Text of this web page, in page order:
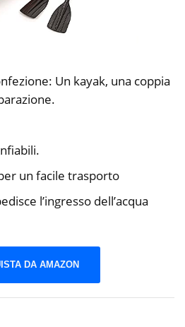
Un kayak, una coppia
un facile trasporto
l’ingresso dell’acqua
DA AMAZON